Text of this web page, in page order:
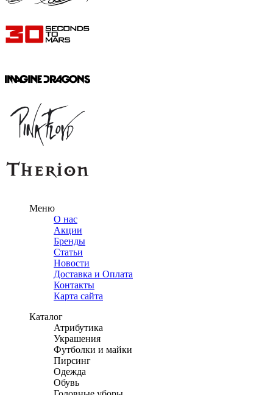
Меню
О нас
Акции
Бренды
Статьи
Новости
Доставка и Оплата
Контакты
Карта сайта
Каталог
Атрибутика
Украшения
Футболки и майки
Пирсинг
Одежда
Обувь